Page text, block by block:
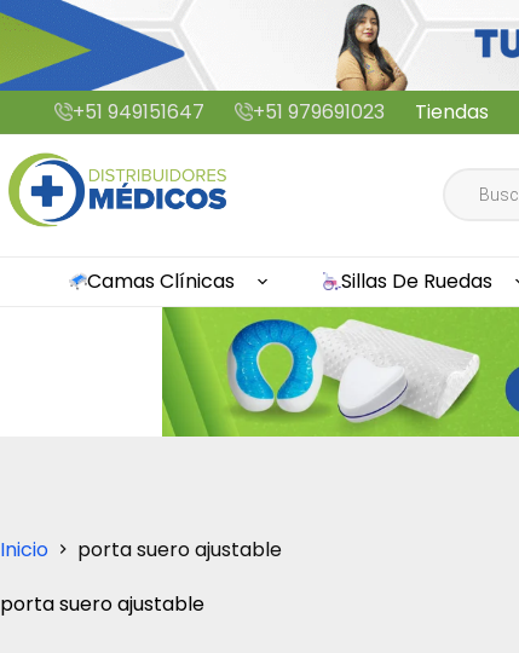
Saltar
al
contenido
+51 949151647 +51 979691023 Tiendas
Camas Clínicas Sillas De Ruedas
Inicio
porta suero ajustable
porta suero ajustable